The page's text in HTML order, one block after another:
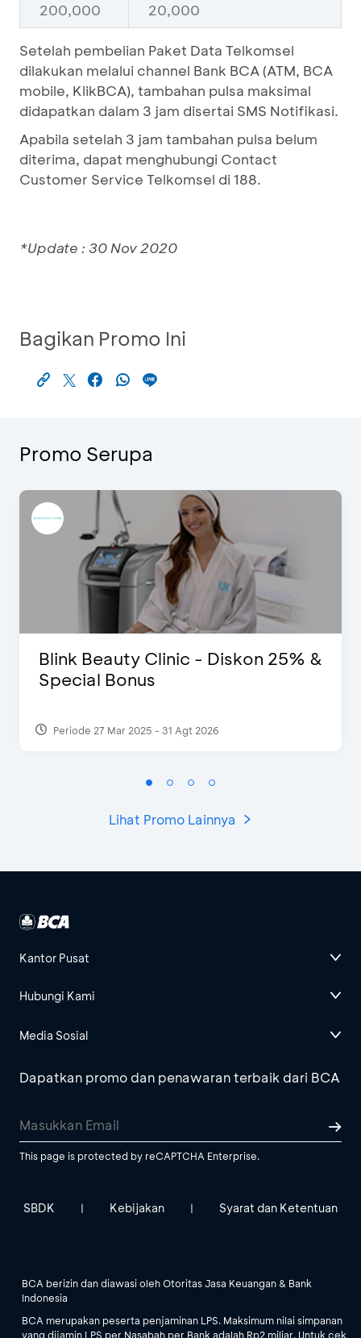
200,000 20,000
Setelah pembelian Paket Data Telkomsel
dilakukan melalui channel Bank BCA (ATM, BCA
mobile, KlikBCA), tambahan pulsa maksimal
didapatkan dalam 3 jam disertai SMS Notifikasi.
Apabila setelah 3 jam tambahan pulsa belum
diterima, dapat menghubungi Contact
Customer Service Telkomsel di 188.
*Update : 30 Nov 2020
Bagikan Promo Ini
Promo Serupa
Blink Beauty Clinic - Diskon 25% &
Special Bonus
Periode 27 Mar 2025 - 31 Agt 2026
Lihat Promo Lainnya
Kantor Pusat
Hubungi Kami
Media Sosial
Dapatkan promo dan penawaran terbaik dari BCA
This page is protected by reCAPTCHA Enterprise.
SBDK | Kebijakan | Syarat dan Ketentuan
BCA berizin dan diawasi oleh Otoritas Jasa Keuangan & Bank
Indonesia
BCA merupakan peserta penjaminan LPS. Maksimum nilai simpanan
yang dijamin LPS per Nasabah per Bank adalah Rp2 miliar. Untuk cek